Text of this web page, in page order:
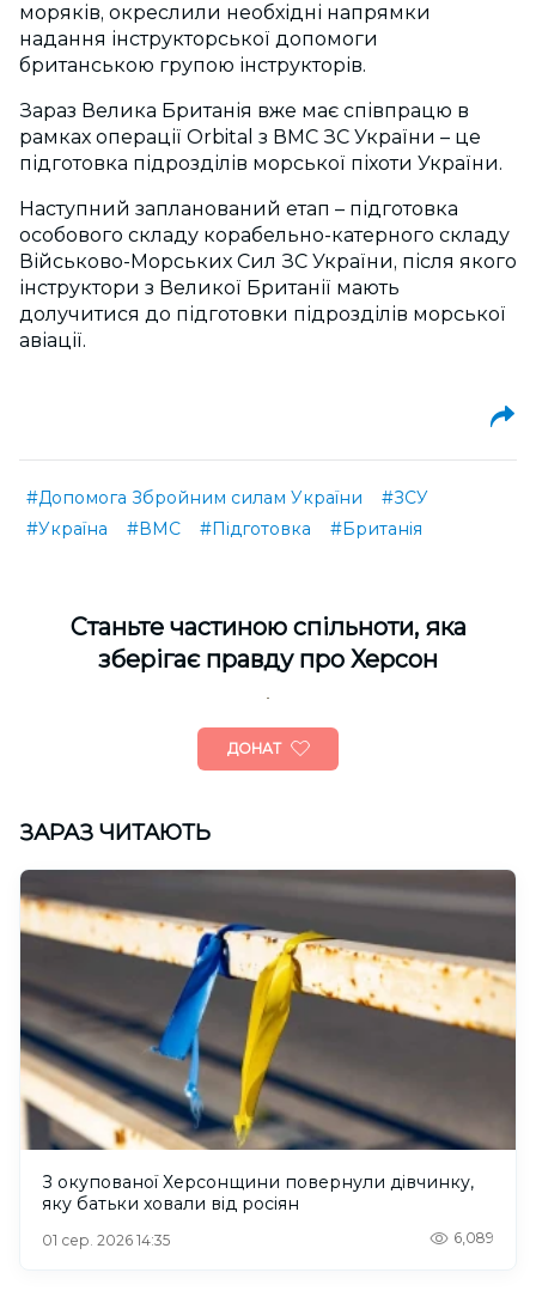
моряків, окреслили необхідні напрямки
надання інструкторської допомоги
британською групою інструкторів.
Зараз Велика Британія вже має співпрацю в
рамках операції Orbital з ВМС ЗС України – це
підготовка підрозділів морської піхоти України.
Наступний запланований етап – підготовка
особового складу корабельно-катерного складу
Військово-Морських Сил ЗС України, після якого
інструктори з Великої Британії мають
долучитися до підготовки підрозділів морської
авіації.
#Допомога Збройним силам України
#ЗСУ
#Україна
#ВМС #Підготовка #Британія
Cтаньте частиною спільноти, яка
зберігає правду про Херсон
ДОНАТ
ЗАРАЗ ЧИТАЮТЬ
З окупованої Херсонщини повернули дівчинку,
яку батьки ховали від росіян
01 сер. 2026 14:35 6,089